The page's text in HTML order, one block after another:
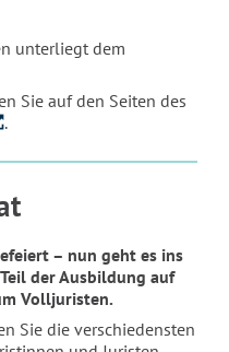
unterliegt dem
Sie auf den Seiten des
.
– nun geht es ins
der Ausbildung auf
Volljuristen.
Sie die verschiedensten